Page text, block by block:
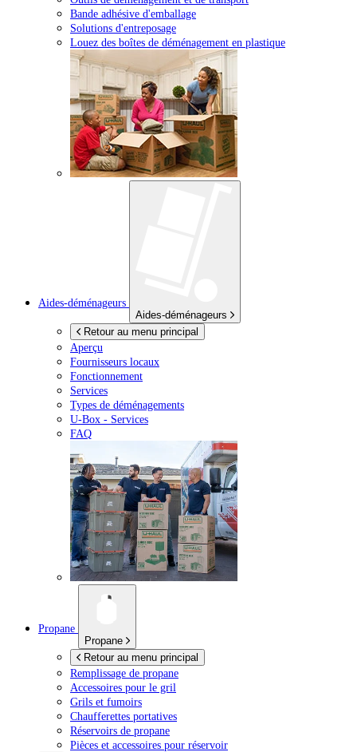
Bande adhésive d'emballage
Solutions d'entreposage
Louez des boîtes de déménagement en plastique
Aides-déménageurs
Aides-déménageurs
Retour au menu principal
Aperçu
Fournisseurs locaux
Fonctionnement
Services
Types de déménagements
U-Box - Services
FAQ
Propane
Propane
Retour au menu principal
Remplissage de propane
Accessoires pour le gril
Grils et fumoirs
Chaufferettes portatives
Réservoirs de propane
Pièces et accessoires pour réservoir